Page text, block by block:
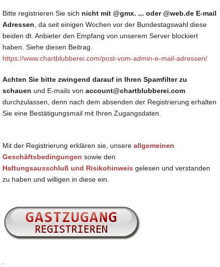
Bitte registrieren Sie sich nicht mit @gmx. ... oder @web.de E-mail
Adressen , da seit einigen Wochen vor der Bundestagswahl diese
beiden dt. Anbieter den Empfang von unserem Server blockiert
haben. Siehe diesen Beitrag.
https://www.chartblubberei.com/post-vom-admin-e-mail-adressen/
Achten Sie bitte zwingend darauf in Ihren Spamfilter zu
schauen und E-mails von account@chartblubberei.com
durchzulassen, denn nach dem absenden der Registrierung erhalten
Sie eine Bestätigungsmail mit Ihren Zugangsdaten.
Mit der Registrierung erklären sie, unsere allgemeinen
Geschäftsbedingungen sowie den
Haftungsausschluß und Risikohinweis gelesen und verstanden
zu haben und willigen in diese ein.
.